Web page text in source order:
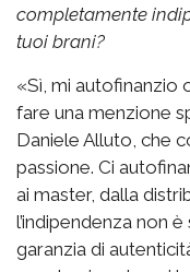
completamente
tuoi brani?
«Sì, mi autofinanzio
fare una menzione
Daniele Alluto, che
passione. Ci
ai master, dalla
l’indipendenza non
garanzia di